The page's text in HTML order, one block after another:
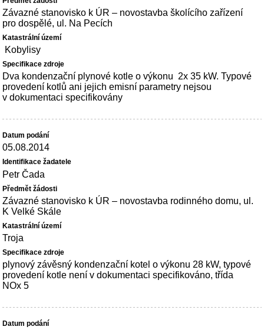
Závazné stanovisko k ÚR – novostavba školícího zařízení
pro dospělé, ul. Na Pecích
Kobylisy
Dva kondenzační plynové kotle o výkonu 2x 35 kW. Typové
provedení kotlů ani jejich emisní parametry nejsou
v dokumentaci specifikovány
05.08.2014
Petr Čada
Závazné stanovisko k ÚR – novostavba rodinného domu, ul.
K Velké Skále
Troja
plynový závěsný kondenzační kotel o výkonu 28 kW, typové
provedení kotle není v dokumentaci specifikováno, třída
NOx 5